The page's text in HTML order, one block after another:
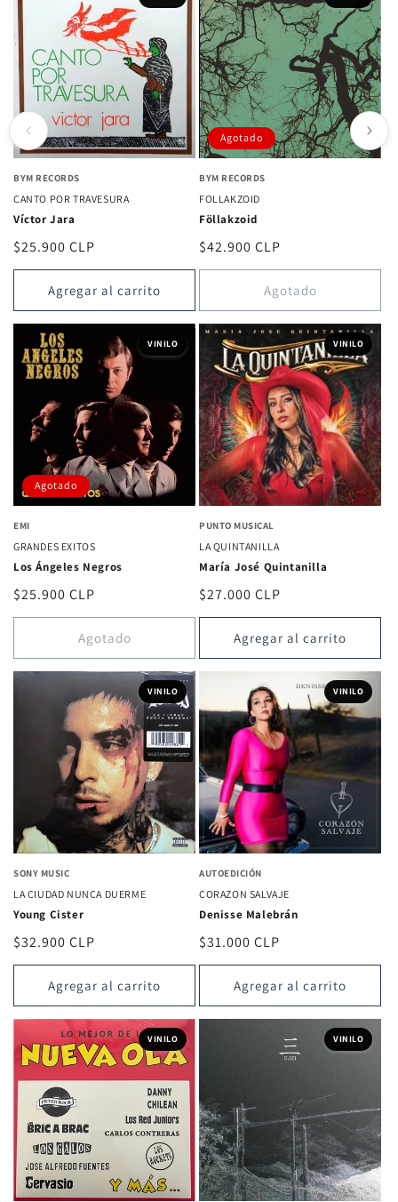
BYM RECORDS
CANTO POR TRAVESURA
Víctor Jara
Precio
habitual
$25.900 CLP
Agregar al carrito
Agotado
BYM RECORDS
FOLLAKZOID
Föllakzoid
Precio
habitual
$42.900 CLP
Agotado
VINILO
Agotado
EMI
GRANDES EXITOS
Los Ángeles Negros
Precio
habitual
$25.900 CLP
Agotado
VINILO
PUNTO MUSICAL
LA QUINTANILLA
María José Quintanilla
Precio
habitual
$27.000 CLP
Agregar al carrito
VINILO
SONY MUSIC
LA CIUDAD NUNCA DUERME
Young Cister
Precio
habitual
$32.900 CLP
Agregar al carrito
VINILO
AUTOEDICIÓN
CORAZON SALVAJE
Denisse Malebrán
Precio
habitual
$31.000 CLP
Agregar al carrito
VINILO VINILO